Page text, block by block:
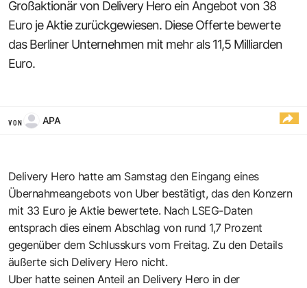
Großaktionär von Delivery Hero ein Angebot von 38
Euro je Aktie zurückgewiesen. Diese Offerte bewerte
das Berliner Unternehmen mit mehr als 11,5 Milliarden
Euro.
VON APA
Delivery Hero hatte am Samstag den Eingang eines
Übernahmeangebots von Uber bestätigt, das den Konzern
mit 33 Euro je Aktie bewertete. Nach LSEG-Daten
entsprach dies einem Abschlag von rund 1,7 Prozent
gegenüber dem Schlusskurs vom Freitag. Zu den Details
äußerte sich Delivery Hero nicht.
Uber hatte seinen Anteil an Delivery Hero in der